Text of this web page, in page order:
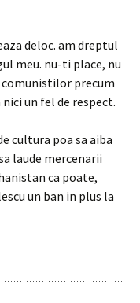
deloc. am dreptul
meu. nu-ti place, nu
precum
un fel de respect.
cultura poa sa aiba
laude mercenarii
ca poate,
un ban in plus la